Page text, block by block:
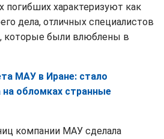
погибших характеризуют как
дела, отличных специалистов
которые были влюблены в
МАУ в Иране: стало
на обломках странные
компании МАУ сделала